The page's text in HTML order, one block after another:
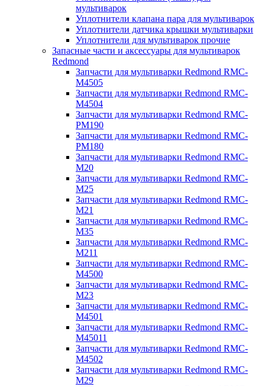
мультиварок
Уплотнители клапана пара для мультиварок
Уплотнители датчика крышки мультиварки
Уплотнители для мультиварок прочие
Запасные части и аксессуары для мультиварок
Redmond
Запчасти для мультиварки Redmond RMC-
M4505
Запчасти для мультиварки Redmond RMC-
M4504
Запчасти для мультиварки Redmond RMC-
PM190
Запчасти для мультиварки Redmond RMC-
PM180
Запчасти для мультиварки Redmond RMC-
M20
Запчасти для мультиварки Redmond RMC-
M25
Запчасти для мультиварки Redmond RMC-
M21
Запчасти для мультиварки Redmond RMC-
M35
Запчасти для мультиварки Redmond RMC-
M211
Запчасти для мультиварки Redmond RMC-
M4500
Запчасти для мультиварки Redmond RMC-
M23
Запчасти для мультиварки Redmond RMC-
M4501
Запчасти для мультиварки Redmond RMC-
M45011
Запчасти для мультиварки Redmond RMC-
M4502
Запчасти для мультиварки Redmond RMC-
M29